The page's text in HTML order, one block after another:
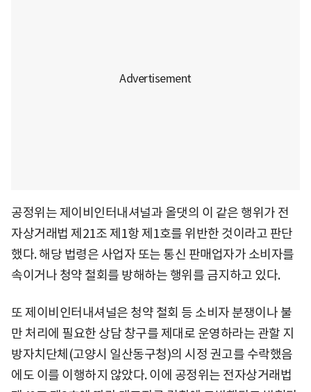
공정위는 제이비인터내셔널과 올댓의 이 같은 행위가 전
자상거래법 제21조 제1항 제1호를 위반한 것이라고 판단
했다. 해당 법령은 사업자 또는 통신 판매업자가 소비자를
속이거나 청약 철회를 방해하는 행위를 금지하고 있다.
또 제이비인터내셔널은 청약 철회 등 소비자 분쟁이나 불
만 처리에 필요한 상담 창구를 제대로 운영하라는 관할 지
방자치단체(고양시 일산동구청)의 시정 권고를 수락했음
에도 이를 이행하지 않았다. 이에 공정위는 전자상거래법